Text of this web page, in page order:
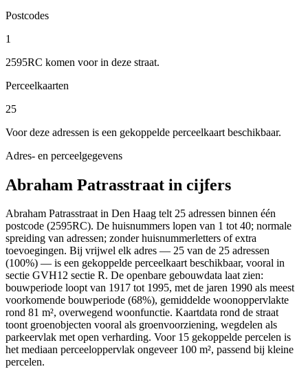
Postcodes
1
2595RC komen voor in deze straat.
Perceelkaarten
25
Voor deze adressen is een gekoppelde perceelkaart beschikbaar.
Adres- en perceelgegevens
Abraham Patrasstraat in cijfers
Abraham Patrasstraat in Den Haag telt 25 adressen binnen één
postcode (2595RC). De huisnummers lopen van 1 tot 40; normale
spreiding van adressen; zonder huisnummerletters of extra
toevoegingen. Bij vrijwel elk adres — 25 van de 25 adressen
(100%) — is een gekoppelde perceelkaart beschikbaar, vooral in
sectie GVH12 sectie R. De openbare gebouwdata laat zien:
bouwperiode loopt van 1917 tot 1995, met de jaren 1990 als meest
voorkomende bouwperiode (68%), gemiddelde woonoppervlakte
rond 81 m², overwegend woonfunctie. Kaartdata rond de straat
toont groenobjecten vooral als groenvoorziening, wegdelen als
parkeervlak met open verharding. Voor 15 gekoppelde percelen is
het mediaan perceeloppervlak ongeveer 100 m², passend bij kleine
percelen.